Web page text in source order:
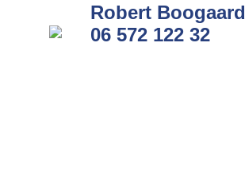
Robert Boogaard
06 572 122 32